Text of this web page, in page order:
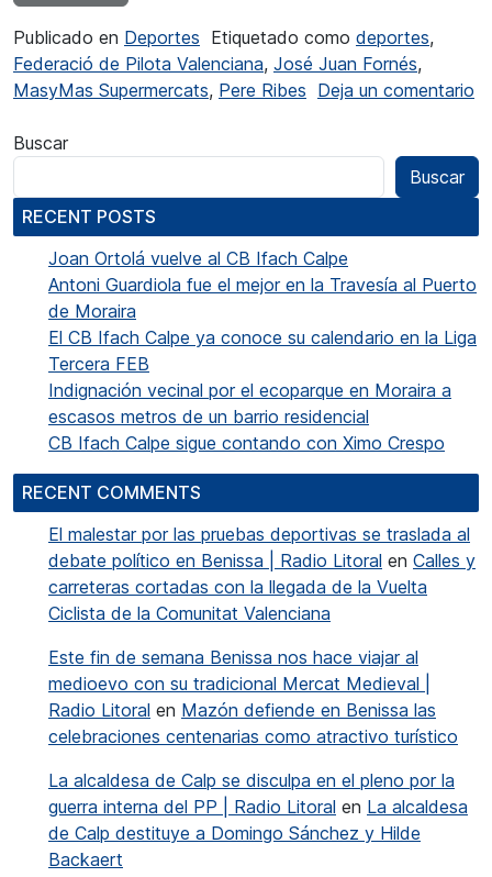
Publicado en Deportes Etiquetado como deportes,
Federació de Pilota Valenciana, José Juan Fornés,
MasyMas Supermercats, Pere Ribes Deja un comentario
Buscar
Buscar
RECENT POSTS
Joan Ortolá vuelve al CB Ifach Calpe
Antoni Guardiola fue el mejor en la Travesía al Puerto
de Moraira
El CB Ifach Calpe ya conoce su calendario en la Liga
Tercera FEB
Indignación vecinal por el ecoparque en Moraira a
escasos metros de un barrio residencial
CB Ifach Calpe sigue contando con Ximo Crespo
RECENT COMMENTS
El malestar por las pruebas deportivas se traslada al
debate político en Benissa | Radio Litoral en Calles y
carreteras cortadas con la llegada de la Vuelta
Ciclista de la Comunitat Valenciana
Este fin de semana Benissa nos hace viajar al
medioevo con su tradicional Mercat Medieval |
Radio Litoral en Mazón defiende en Benissa las
celebraciones centenarias como atractivo turístico
La alcaldesa de Calp se disculpa en el pleno por la
guerra interna del PP | Radio Litoral en La alcaldesa
de Calp destituye a Domingo Sánchez y Hilde
Backaert